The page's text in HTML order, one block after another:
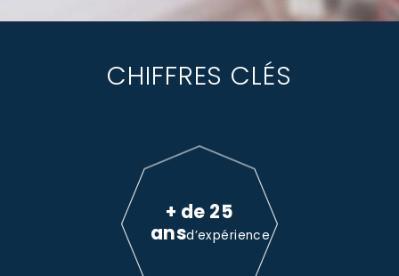
CHIFFRES CLÉS
+ de 25
ansd’expérience